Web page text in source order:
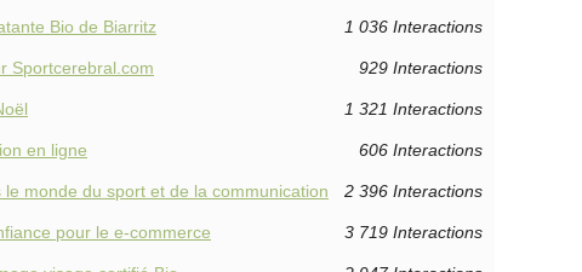
Bio de Biarritz 1 036 Interactions
Sportcerebral.com 929 Interactions
1 321 Interactions
en ligne 606 Interactions
monde du sport et de la communication 2 396 Interactions
pour le e-commerce 3 719 Interactions